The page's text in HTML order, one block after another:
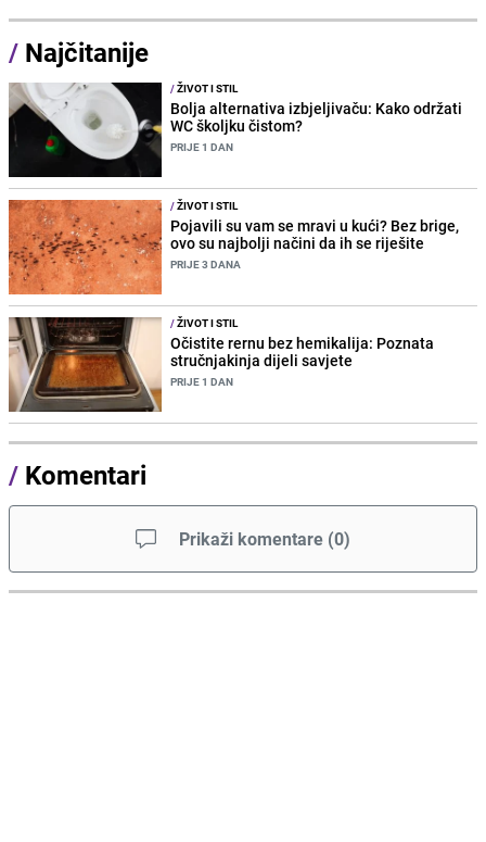
/ Najčitanije
/ŽIVOT I STIL
Bolja alternativa izbjeljivaču: Kako održati
WC školjku čistom?
PRIJE 1 DAN
/ŽIVOT I STIL
Pojavili su vam se mravi u kući? Bez brige,
ovo su najbolji načini da ih se riješite
PRIJE 3 DANA
/ŽIVOT I STIL
Očistite rernu bez hemikalija: Poznata
stručnjakinja dijeli savjete
PRIJE 1 DAN
/ Komentari
Prikaži komentare (0)